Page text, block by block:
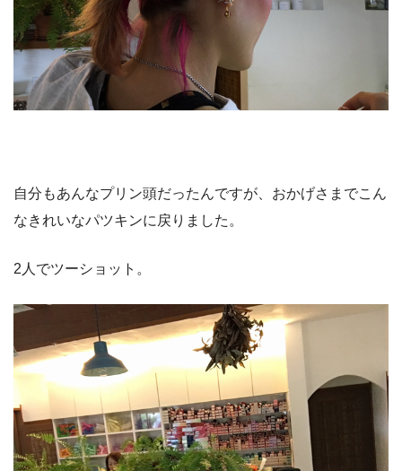
自分もあんなプリン頭だったんですが、おかげさまでこん
なきれいなパツキンに戻りました。
2人でツーショット。